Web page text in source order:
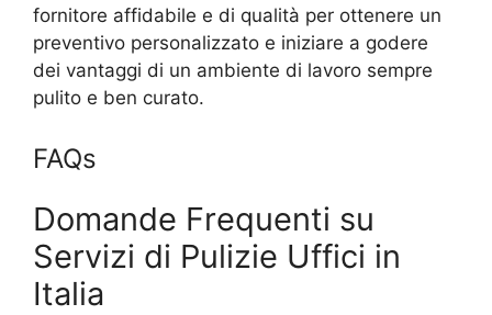
fornitore affidabile e di qualità per ottenere un
preventivo personalizzato e iniziare a godere
dei vantaggi di un ambiente di lavoro sempre
pulito e ben curato.
FAQs
Domande Frequenti su
Servizi di Pulizie Uffici in
Italia